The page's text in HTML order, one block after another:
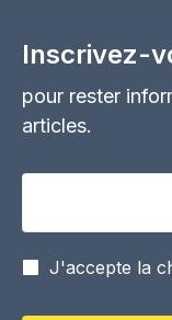
Inscrivez-
pour rester
articles.
J'accepte la